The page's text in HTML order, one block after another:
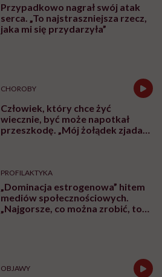
Przypadkowo nagrał swój atak
serca. „To najstraszniejsza rzecz,
jaka mi się przydarzyła”
CHOROBY
Człowiek, który chce żyć
wiecznie, być może napotkał
przeszkodę. „Mój żołądek zjada
PROFILAKTYKA
„Dominacja estrogenowa” hitem
mediów społecznościowych.
„Najgorsze, co można zrobić, to
OBJAWY